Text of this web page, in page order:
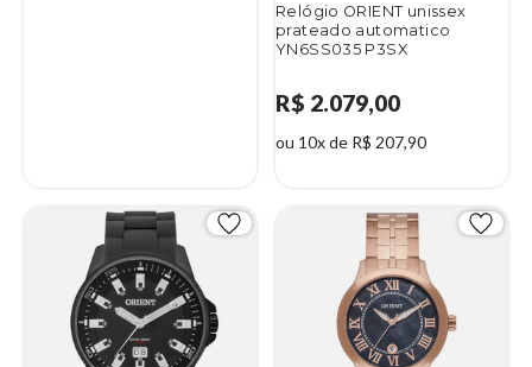
Relógio ORIENT unissex
prateado automatico
YN6SS035 P3SX
R$ 2.079,00
ou 10x de R$ 207,90